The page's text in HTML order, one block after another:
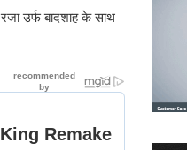
उर्फ बादशाह के साथ